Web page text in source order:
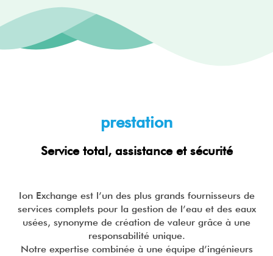
prestation
Service total, assistance et sécurité
Ion Exchange est l’un des plus grands fournisseurs de
services complets pour la gestion de l’eau et des eaux
usées, synonyme de création de valeur grâce à une
responsabilité unique.
Notre expertise combinée à une équipe d’ingénieurs